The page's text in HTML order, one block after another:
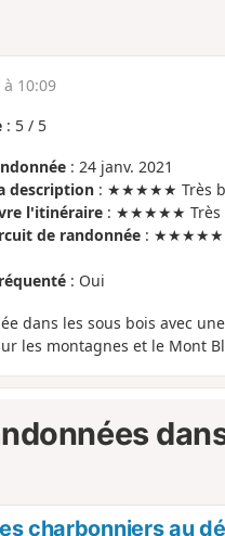
10:09
: 5 / 5
: 24 janv. 2021
description : ★★★★★ Très
l'itinéraire : ★★★★★ Très
de randonnée : ★★★★★
: Oui
dans les sous bois avec
les montagnes et le Mont
charbonniers au